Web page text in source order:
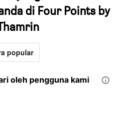
di Four Points by
popular
oleh pengguna kami